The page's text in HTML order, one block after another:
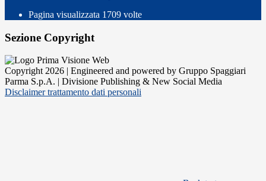
Pagina visualizzata 1709 volte
Sezione Copyright
Copyright 2026 | Engineered and powered by Gruppo Spaggiari
Parma S.p.A. | Divisione Publishing & New Social Media
Disclaimer trattamento dati personali